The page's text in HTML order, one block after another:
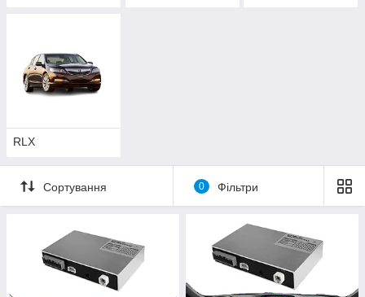
RLX
Сортування 0 Фільтри